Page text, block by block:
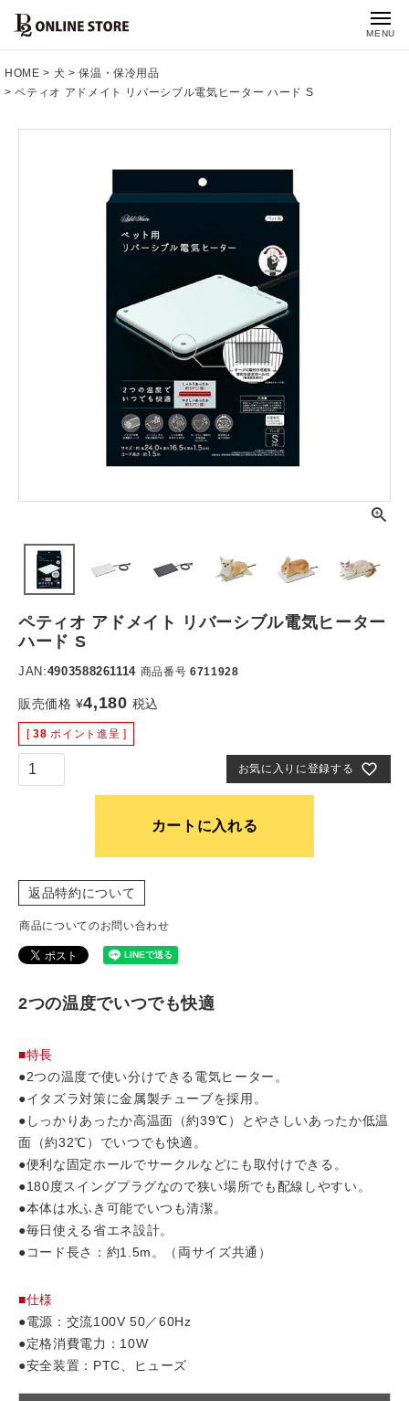
MENU
HOME 犬
保温・保冷用品
ペティオ アドメイト リバーシブル電気ヒーター ハード S
ペティオ アドメイト リバーシブル電気ヒーター
ハード S
JAN:4903588261114 商品番号 6711928
販売価格 ¥4,180 税込
[ 38 ポイント進呈 ]
お気に入りに登録する
カートに入れる
返品特約について
商品についてのお問い合わせ
2つの温度でいつでも快適
■特長
●2つの温度で使い分けできる電気ヒーター。
●イタズラ対策に金属製チューブを採用。
●しっかりあったか高温面（約39℃）とやさしいあったか低温
面（約32℃）でいつでも快適。
●便利な固定ホールでサークルなどにも取付けできる。
●180度スイングプラグなので狭い場所でも配線しやすい。
●本体は水ふき可能でいつも清潔。
●毎日使える省エネ設計。
●コード長さ：約1.5m。（両サイズ共通）
■仕様
●電源：交流100V 50／60Hz
●定格消費電力：10W
●安全装置：PTC、ヒューズ